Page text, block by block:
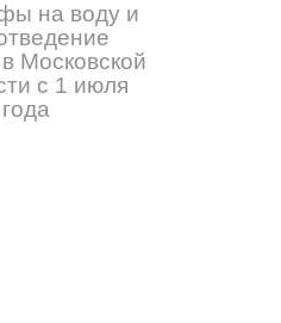
на воду и
Московской
с 1 июля